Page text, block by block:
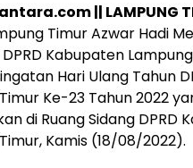
|| LAMPUNG
Timur Azwar Hadi
Kabupaten
Hari Ulang Tahun
Ke-23 Tahun 2022
di Ruang Sidang DPRD
Kamis (18/08/2022).